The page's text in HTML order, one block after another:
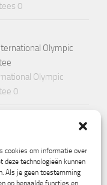
cookies om informatie over
technologieën kunnen
Als je geen toestemming
op bepaalde functies en
0
Olympic
0